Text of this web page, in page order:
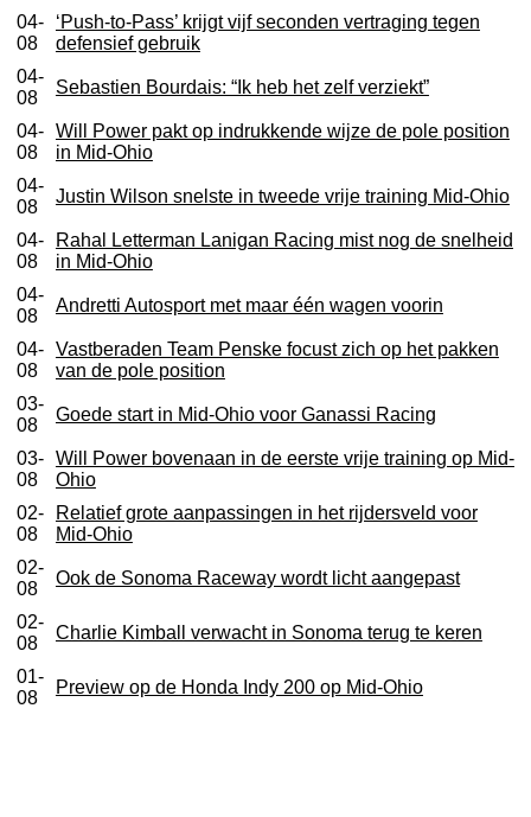
04-
08
‘Push-to-Pass’ krijgt vijf seconden vertraging tegen
defensief gebruik
04-
08
Sebastien Bourdais: “Ik heb het zelf verziekt”
04-
08
Will Power pakt op indrukkende wijze de pole position
in Mid-Ohio
04-
08
Justin Wilson snelste in tweede vrije training Mid-Ohio
04-
08
Rahal Letterman Lanigan Racing mist nog de snelheid
in Mid-Ohio
04-
08
Andretti Autosport met maar één wagen voorin
04-
08
Vastberaden Team Penske focust zich op het pakken
van de pole position
03-
08
Goede start in Mid-Ohio voor Ganassi Racing
03-
08
Will Power bovenaan in de eerste vrije training op Mid-
Ohio
02-
08
Relatief grote aanpassingen in het rijdersveld voor
Mid-Ohio
02-
08
Ook de Sonoma Raceway wordt licht aangepast
02-
08
Charlie Kimball verwacht in Sonoma terug te keren
01-
08
Preview op de Honda Indy 200 op Mid-Ohio